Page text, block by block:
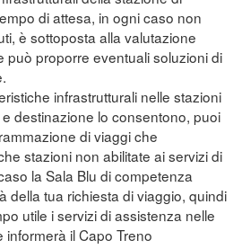
di attesa, in ogni caso non
è sottoposta alla valutazione
può proporre eventuali soluzioni di
infrastrutturali nelle stazioni
destinazione lo consentono, puoi
di viaggi che
stazioni non abilitate ai servizi di
la Sala Blu di competenza
della tua richiesta di viaggio, quindi
utile i servizi di assistenza nelle
informerà il Capo Treno